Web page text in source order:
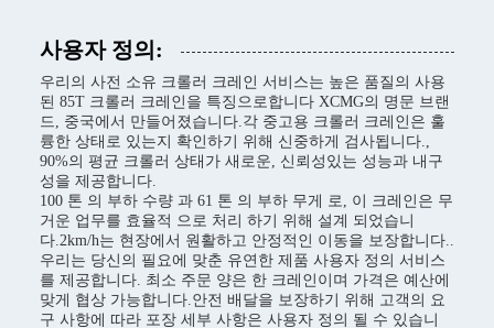
사용자 정의:
우리의 사전 소유 크롤러 크레인 서비스는 높은 품질의 사용
된 85T 크롤러 크레인을 특징으로합니다 XCMG의 명문 브랜
드, 중국에서 만들어졌습니다.각 중고용 크롤러 크레인은 훌
륭한 상태로 있는지 확인하기 위해 신중하게 검사됩니다.,
90%의 평균 크롤러 상태가 새로운, 신뢰성있는 성능과 내구
성을 제공합니다.
100 톤 의 부하 수량 과 61 톤 의 부하 무게 로, 이 크레인은 무
거운 업무를 효율적 으로 처리 하기 위해 설계 되었습니
다.2km/h는 현장에서 원활하고 안정적인 이동을 보장합니다..
우리는 당신의 필요에 맞춘 유연한 제품 사용자 정의 서비스
를 제공합니다. 최소 주문 양은 한 크레인이며 가격은 예산에
맞게 협상 가능합니다.안전 배달을 보장하기 위해 고객의 요
구 사항에 따라 포장 세부 사항은 사용자 정의 될 수 있습니